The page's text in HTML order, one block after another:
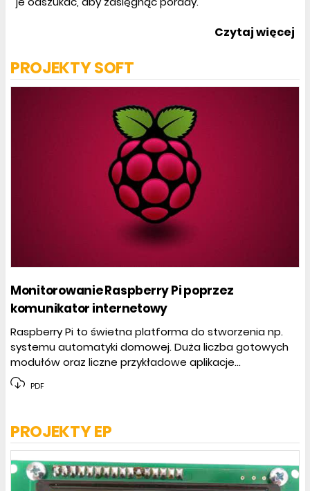
Czytaj więcej
PROJEKTY SOFT
Monitorowanie Raspberry Pi poprzez
komunikator internetowy
Raspberry Pi to świetna platforma do stworzenia np.
systemu automatyki domowej. Duża liczba gotowych
modułów oraz liczne przykładowe aplikacje...
PDF
PROJEKTY EP